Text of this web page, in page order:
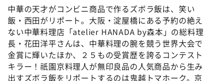
中華の天才がコンビニ商品で作るズボラ飯は、笑い
飯・西田がリポート。大阪・淀屋橋にある予約の絶え
ない中華料理店「atelier HANADA by森本」の総料理
長・花田洋平さんは、中華料理の腕を競う世界大会で
金賞に輝いたほか、２５もの受賞歴を誇るコンテスト
キラー！祇園京料理人が無印良品の人気商品から生み
出すズボラ飯をリポートするのは鬼越トマホーク。京